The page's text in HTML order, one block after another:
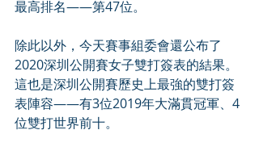
最高排名——第47位。
除此以外，今天賽事組委會還公布了
2020深圳公開賽女子雙打簽表的結果。
這也是深圳公開賽歷史上最強的雙打簽
表陣容——有3位2019年大滿貫冠軍、4
位雙打世界前十。